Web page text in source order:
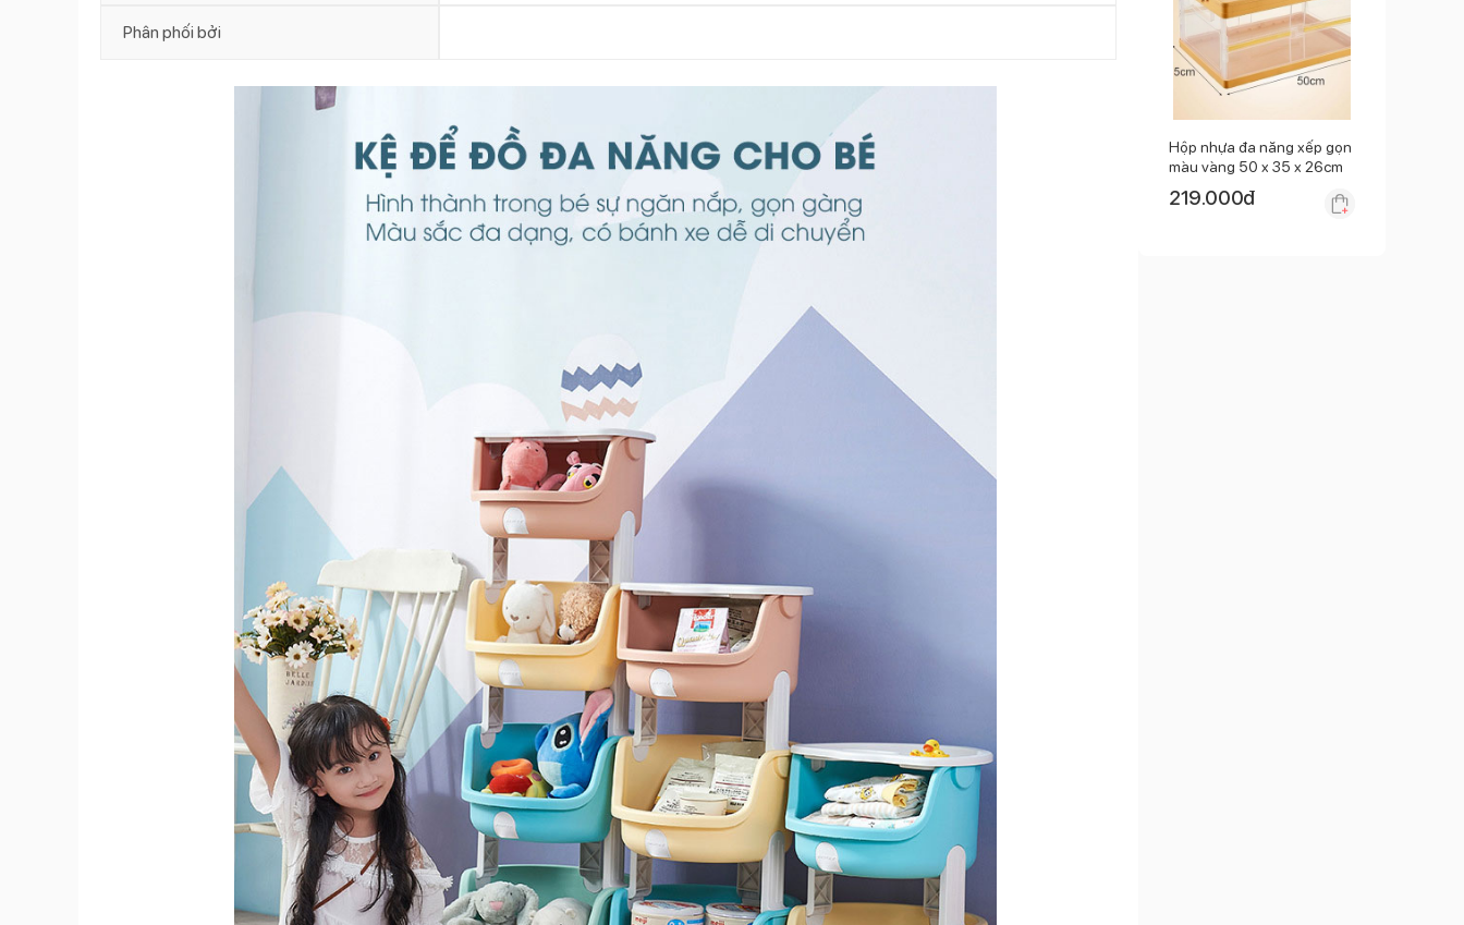
Phân phối bởi
Hộp nhựa đa năng xếp gọn
màu vàng 50 x 35 x 26cm
219.000đ